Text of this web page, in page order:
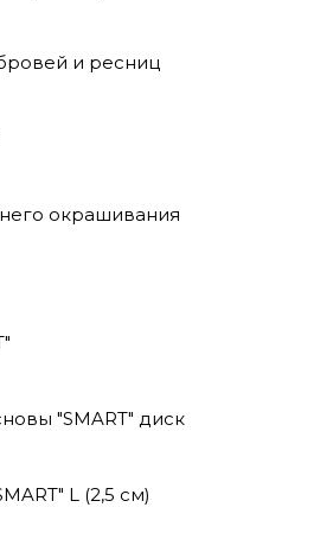
и ресниц
окрашивания
"SMART" диск
L (2,5 см)